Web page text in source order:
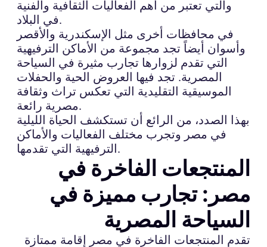
والتي تعتبر من أهم الفعاليات الثقافية والفنية
في البلاد.
في محافظات أخرى مثل الإسكندرية والأقصر
وأسوان أيضاً تجد مجموعة من الأماكن الترفيهية
التي تقدم لزوارها تجارب مثيرة في السياحة
المصرية. تجد فيها العروض الحية والحفلات
الموسيقية التقليدية التي تعكس تراث وثقافة
مصرية رائعة.
بهذا الصدد، من الرائع أن تستكشف الحياة الليلية
في مصر وتجرب مختلف الفعاليات والأماكن
الترفيهية التي تقدمها.
المنتجعات الفاخرة في
مصر: تجارب مميزة في
السياحة المصرية
تقدم المنتجعات الفاخرة في مصر إقامة ممتازة